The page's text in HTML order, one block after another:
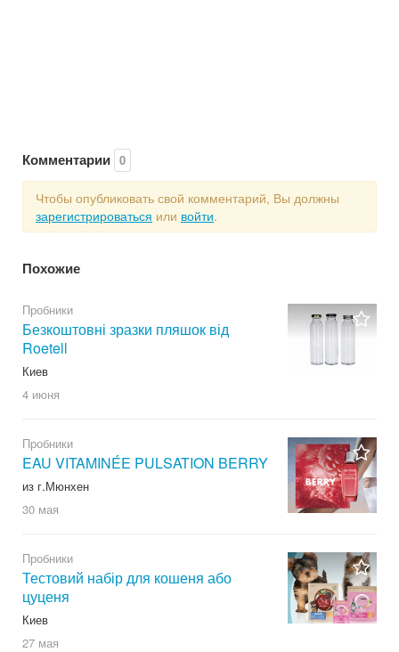
Комментарии 0
Чтобы опубликовать свой комментарий, Вы должны
зарегистрироваться или войти.
Похожие
Пробники
Безкоштовні зразки пляшок від
Roetell
Киев
4 июня
Пробники
EAU VITAMINÉE PULSATION BERRY
из г.Мюнхен
30 мая
Пробники
Тестовий набір для кошеня або
цуценя
Киев
27 мая